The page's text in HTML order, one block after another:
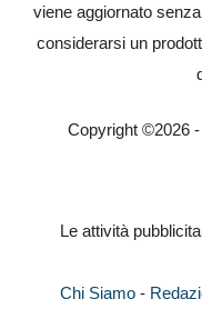
viene aggiornato
considerarsi un
Copyright ©2026
Le attività
Chi Siamo-